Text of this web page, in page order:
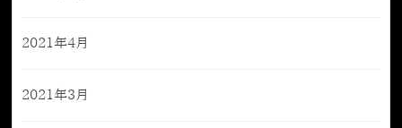
2021年4月
2021年3月